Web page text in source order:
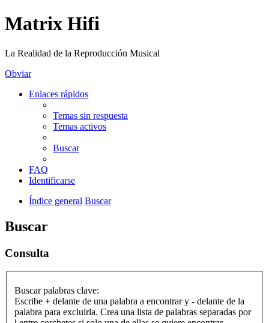
Matrix Hifi
La Realidad de la Reproducción Musical
Obviar
Enlaces rápidos
Temas sin respuesta
Temas activos
Buscar
FAQ
Identificarse
Índice general Buscar
Buscar
Consulta
Buscar palabras clave:
Escribe + delante de una palabra a encontrar y - delante de la
palabra para excluirla. Crea una lista de palabras separadas por